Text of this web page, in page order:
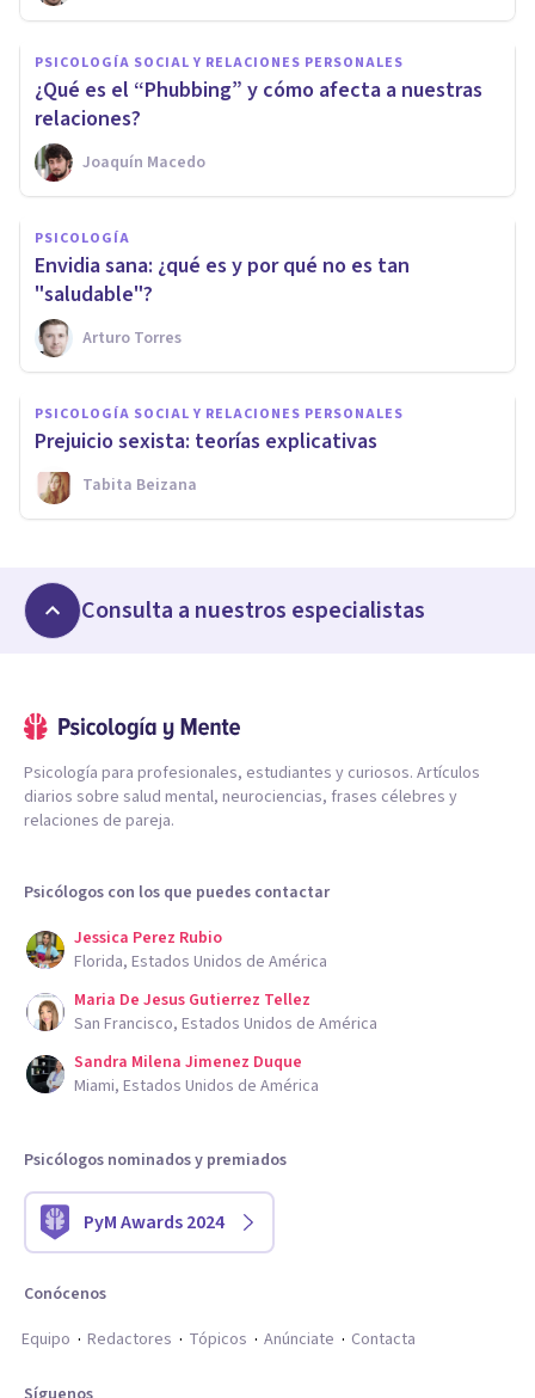
PSICOLOGÍA SOCIAL Y RELACIONES PERSONALES
¿​Qué es el “Phubbing” y cómo afecta a nuestras
relaciones?
Joaquín Macedo
PSICOLOGÍA
​Envidia sana: ¿qué es y por qué no es tan
"saludable"?
Arturo Torres
PSICOLOGÍA SOCIAL Y RELACIONES PERSONALES
​Prejuicio sexista: teorías explicativas
Tabita Beizana
Consulta a nuestros especialistas
Psicología para profesionales, estudiantes y curiosos. Artículos
diarios sobre salud mental, neurociencias, frases célebres y
relaciones de pareja.
Psicólogos con los que puedes contactar
Jessica Perez Rubio
Florida, Estados Unidos de América
Maria De Jesus Gutierrez Tellez
San Francisco, Estados Unidos de América
Sandra Milena Jimenez Duque
Miami, Estados Unidos de América
Psicólogos nominados y premiados
PyM Awards 2024
Conócenos
Equipo
Redactores Tópicos Anúnciate Contacta